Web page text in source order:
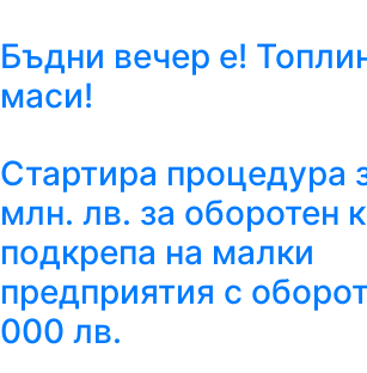
Бъдни вечер е!
маси!
Стартира процедура
млн. лв. за оборотен
подкрепа на малки
предприятия с
000 лв.